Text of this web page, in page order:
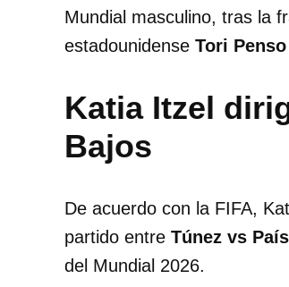
Mundial masculino, tras la
estadounidense Tori Penso
Katia Itzel
Bajos
De acuerdo con la FIFA,
partido entre Túnez vs
del Mundial 2026.